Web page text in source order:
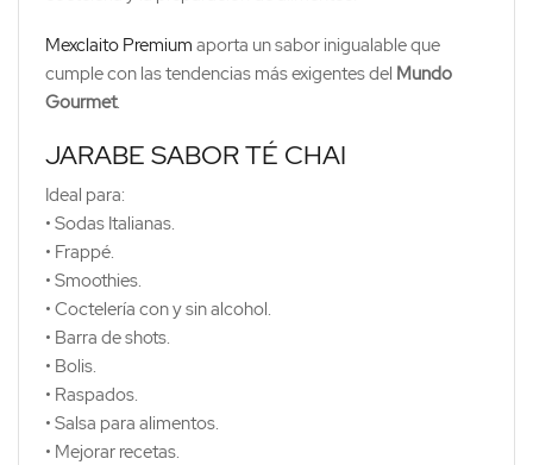
Mexclaito Premium aporta un sabor inigualable que
cumple con las tendencias más exigentes del Mundo
Gourmet.
JARABE SABOR TÉ CHAI
Ideal para:
• Sodas Italianas.
• Frappé.
• Smoothies.
• Coctelería con y sin alcohol.
• Barra de shots.
• Bolis.
• Raspados.
• Salsa para alimentos.
• Mejorar recetas.